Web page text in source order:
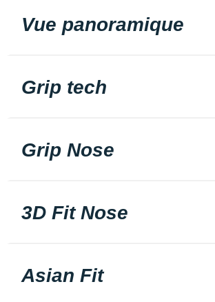
Vue panoramique
Grip tech
Grip Nose
3D Fit Nose
Asian Fit